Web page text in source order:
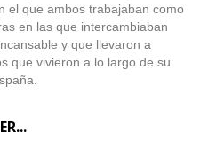
el que ambos trabajaban como
en las que intercambiaban
y que llevaron a
que vivieron a lo largo de su